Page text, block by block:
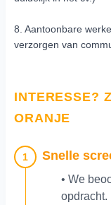
8. Aantoonbare
verzorgen van
INTERESSE?
ORANJE
1 Snelle
• We
opdracht.